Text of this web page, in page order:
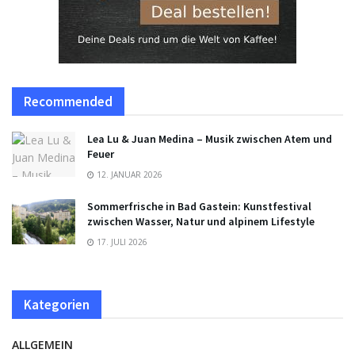
Recommended
Lea Lu & Juan Medina – Musik zwischen Atem und
Feuer
12. JANUAR 2026
Sommerfrische in Bad Gastein: Kunstfestival
zwischen Wasser, Natur und alpinem Lifestyle
17. JULI 2026
Kategorien
ALLGEMEIN